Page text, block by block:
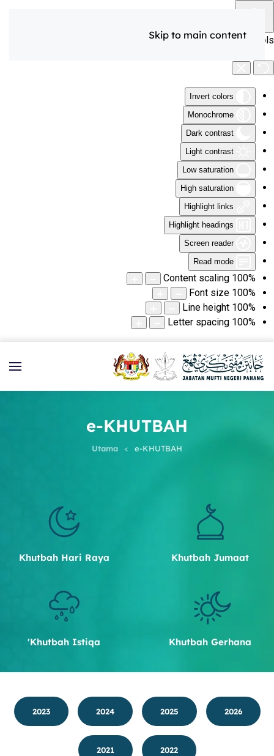
Accessibility Tools
Invert colors
Monochrome
Dark contrast
Light contrast
Low saturation
High saturation
Highlight links
Highlight headings
Screen reader
Read mode
Content scaling 100%
Font size 100%
Line height 100%
Letter spacing 100%
Skip to main content
e-KHUTBAH
Utama e-KHUTBAH
Khutbah Jumaat
Khutbah Hari Raya
Khutbah Gerhana
Khutbah Istiqa'
2026
2025
2024
2023
2022
2021